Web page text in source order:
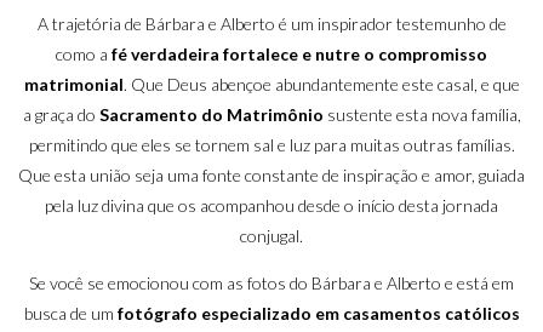
A trajetória de Bárbara e Alberto é um inspirador testemunho de
como a fé verdadeira fortalece e nutre o compromisso
matrimonial. Que Deus abençoe abundantemente este casal, e que
a graça do Sacramento do Matrimônio sustente esta nova família,
permitindo que eles se tornem sal e luz para muitas outras famílias.
Que esta união seja uma fonte constante de inspiração e amor, guiada
pela luz divina que os acompanhou desde o início desta jornada
conjugal.
Se você se emocionou com as fotos do Bárbara e Alberto e está em
busca de um fotógrafo especializado em casamentos católicos